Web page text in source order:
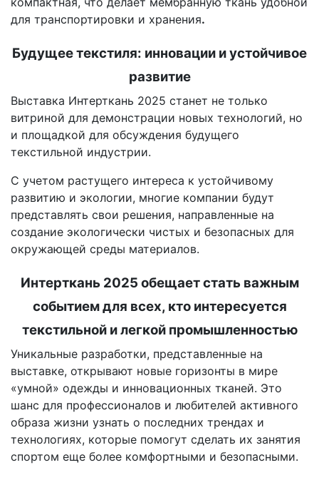
для транспортировки и хранения.
Будущее текстиля: инновации и устойчивое
развитие
Выставка Интерткань 2025 станет не только
витриной для демонстрации новых технологий, но
и площадкой для обсуждения будущего
текстильной индустрии.
С учетом растущего интереса к устойчивому
развитию и экологии, многие компании будут
представлять свои решения, направленные на
создание экологически чистых и безопасных для
окружающей среды материалов.
Интерткань 2025 обещает стать важным
событием для всех, кто интересуется
текстильной и легкой промышленностью
Уникальные разработки, представленные на
выставке, открывают новые горизонты в мире
«умной» одежды и инновационных тканей. Это
шанс для профессионалов и любителей активного
образа жизни узнать о последних трендах и
технологиях, которые помогут сделать их занятия
спортом еще более комфортными и безопасными.